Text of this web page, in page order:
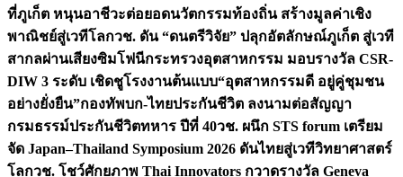
ที่ภูเก็ต หนุนอาชีวะต่อยอดนวัตกรรมท้องถิ่น สร้างมูลค่าเชิง
พาณิชย์สู่เวทีโลกวช. ดัน “ดนตรีวิจัย” ปลุกอัตลักษณ์ภูเก็ต สู่เวที
สากลผ่านเสียงซิมโฟนีกระทรวงอุตสาหกรรม มอบรางวัล CSR-
DIW 3 ระดับ เชิดชูโรงงานต้นแบบ“อุตสาหกรรมดี อยู่คู่ชุมชน
อย่างยั่งยืน”กองทัพบก-ไทยประกันชีวิต ลงนามต่อสัญญา
กรมธรรม์ประกันชีวิตทหาร ปีที่ 40วช. ผนึก STS forum เตรียม
จัด Japan–Thailand Symposium 2026 ดันไทยสู่เวทีวิทยาศาสตร์
โลกวช. โชว์ศักยภาพ Thai Innovators กวาดรางวัล Geneva